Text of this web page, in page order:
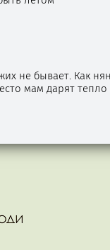
не бывает. Как
мам дарят тепло